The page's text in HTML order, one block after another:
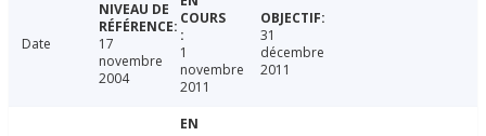
Date
17
novembre
2004
1
novembre
2011
31
décembre
2011